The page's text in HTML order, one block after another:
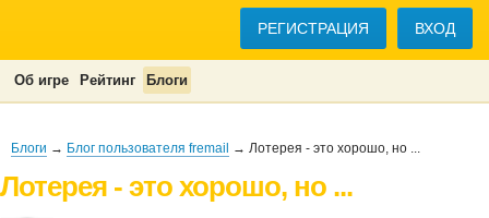
РЕГИСТРАЦИЯ ВХОД
Об игре Рейтинг Блоги
Блоги → Блог пользователя fremail → Лотерея - это хорошо, но ...
Лотерея - это хорошо, но ...